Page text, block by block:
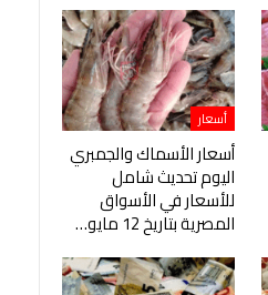
أسعار
أسعار الأسماك والجمبري
اليوم تحديث شامل
للأسعار في الأسواق
المصرية بتاريخ 12 مايو…